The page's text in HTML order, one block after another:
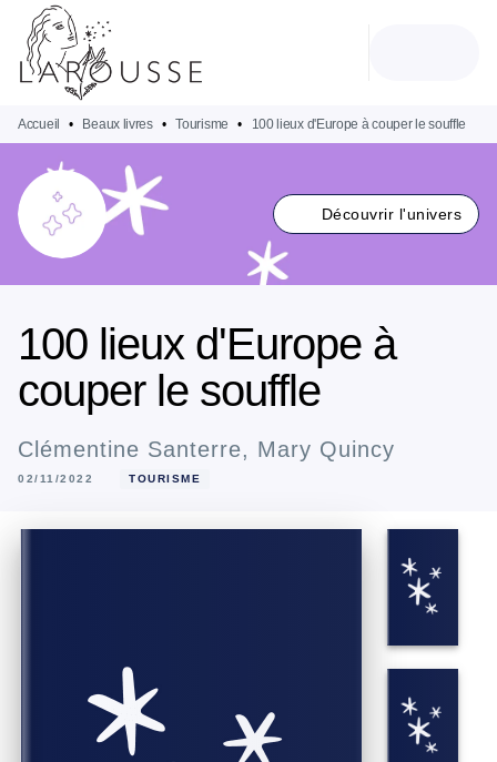
MENU
PIED DE PAGE
Accueil • Beaux livres • Tourisme • 100 lieux d'Europe à couper le souffle
Découvrir l'univers
100 lieux d'Europe à
couper le souffle
Clémentine Santerre, Mary Quincy
02/11/2022 TOURISME